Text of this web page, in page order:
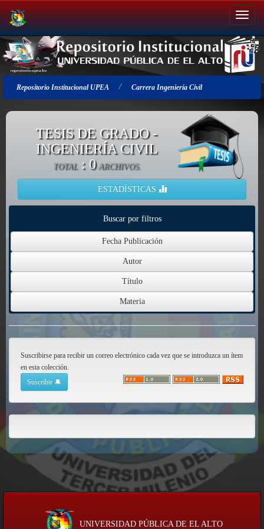
Salir
de
la
navegación
Repositorio Institucional UPEA Carrera Ingeniería Civil
TESIS DE GRADO -
INGENIERÍA CIVIL
TOTAL : 0ARCHIVOS.
ESTADÍSTICAS
Buscar por filtros
Suscribirse para recibir un correo electrónico cada vez que se introduzca un ítem
en esta colección.
UNIVERSIDAD PÚBLICA DE EL ALTO